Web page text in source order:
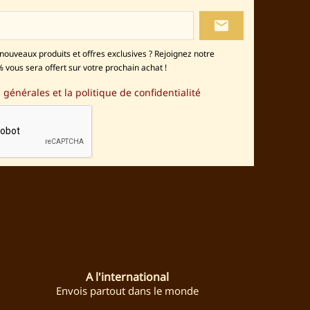
local_post_office
produits et offres exclusives ? Rejoignez notre
vous sera offert sur votre prochain achat !
générales et la politique de confidentialité
A l'international
Envois partout dans le monde